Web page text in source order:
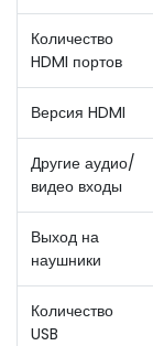
Количество
HDMI портов
Версия HDMI
Другие аудио/
видео входы
Выход на
наушники
Количество
USB